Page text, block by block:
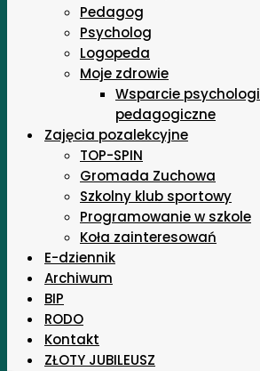
Pedagog
Psycholog
Logopeda
Moje zdrowie
Wsparcie
pedagogiczne
Zajęcia pozalekcyjne
TOP-SPIN
Gromada Zuchowa
Szkolny klub sportowy
Programowanie w szkole
Koła zainteresowań
E-dziennik
Archiwum
BIP
RODO
Kontakt
ZŁOTY JUBILEUSZ